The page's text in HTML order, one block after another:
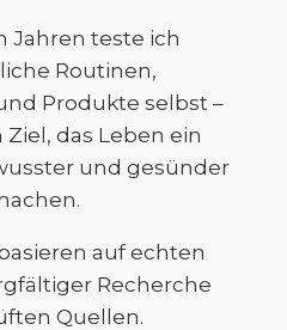
Jahren teste ich
Routinen,
Produkte selbst –
das Leben ein
und gesünder
auf echten
Recherche
Quellen.